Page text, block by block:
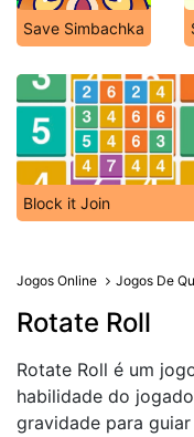
Save Simbachka
Block it Join
Jogos Online Jogos De
Rotate Roll
Rotate Roll é um
habilidade do
gravidade para